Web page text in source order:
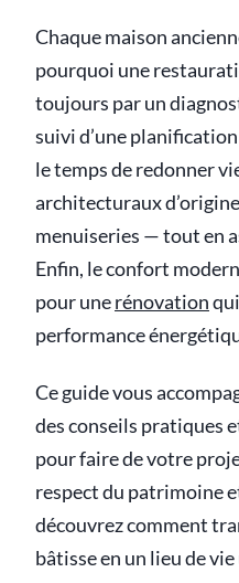
Chaque maison
pourquoi une
toujours par un
suivi d’une
le temps de redonner
architecturaux
menuiseries — tout en
Enfin, le confort
pour unerénovation
performance
Ce guide vous
des conseils pratiques
pour faire de votre
respect du patrimoine
découvrez comment
bâtisse en un lieu de